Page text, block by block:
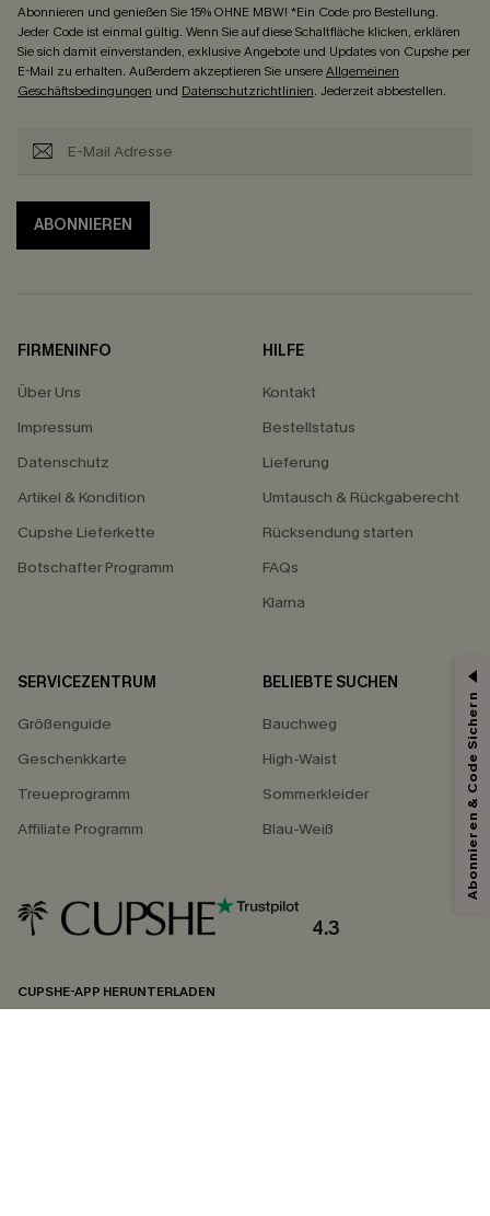
Abonnieren und genießen Sie 15% OHNE MBW! *Ein Code pro Bestellung.
Jeder Code ist einmal gültig. Wenn Sie auf diese Schaltfläche klicken, erklären
Sie sich damit einverstanden, exklusive Angebote und Updates von Cupshe per
E-Mail zu erhalten. Außerdem akzeptieren Sie unsereAllgemeinen
Geschäftsbedingungen und Datenschutzrichtlinien. Jederzeit abbestellen.
ABONNIEREN
FIRMENINFO
Über Uns
Impressum
Datenschutz
Artikel & Kondition
Cupshe Lieferkette
Botschafter Programm
HILFE
Kontakt
Bestellstatus
Lieferung
Umtausch & Rückgaberecht
Rücksendung starten
FAQs
Klarna
SERVICEZENTRUM
Größenguide
Geschenkkarte
Treueprogramm
Affiliate Programm
BELIEBTE SUCHEN
Bauchweg
High-Waist
Sommerkleider
Blau-Weiß
4.3
CUPSHE-APP HERUNTERLADEN
Abonnieren & Code Sichern